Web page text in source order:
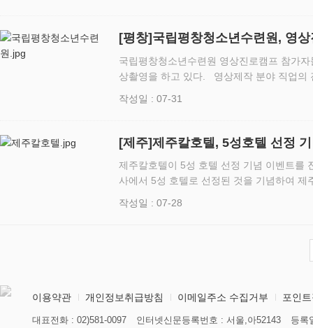
[평창]국립평창청소년수련원, 영
국립평창청소년수련원 영상진로캠프 참가
상촬영을 하고 있다. 영상제작 분야 직업의 진로
하였다고 30일 …
작성일 : 07-31
[제주]제주칼호텔, 5성호텔 선정
제주칼호텔이 5성 호텔 선정 기념 이벤트
사에서 5성 호텔로 선정된 것을 기념하여
관광객들을 위해 특별가 …
작성일 : 07-28
이용약관 개인정보취급방침 이메일주소 수집거부 포인
대표전화 : 02)581-0097 인터넷신문등록번호 : 서울,아52143
등록